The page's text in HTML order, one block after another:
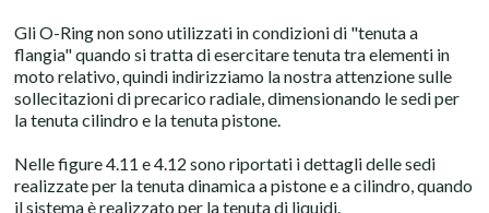
Gli O-Ring non sono utilizzati in condizioni di "tenuta a
flangia" quando si tratta di esercitare tenuta tra elementi in
moto relativo, quindi indirizziamo la nostra attenzione sulle
sollecitazioni di precarico radiale, dimensionando le sedi per
la tenuta cilindro e la tenuta pistone.
Nelle figure 4.11 e 4.12 sono riportati i dettagli delle sedi
realizzate per la tenuta dinamica a pistone e a cilindro, quando
il sistema è realizzato per la tenuta di liquidi.